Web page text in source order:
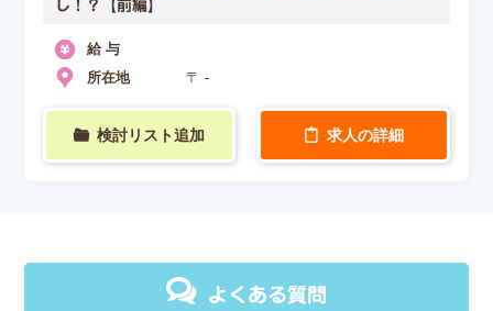
し！？【前編】
給 与
所在地
〒 -
検討リスト追加 求人の詳細
よくある質問